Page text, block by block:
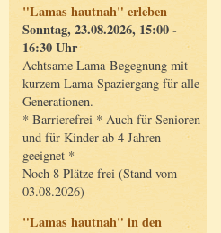
"Lamas hautnah" erleben
Sonntag, 23.08.2026, 15:00 -
16:30 Uhr
Achtsame Lama-Begegnung mit
kurzem Lama-Spaziergang für alle
Generationen.
* Barrierefrei * Auch für Senioren
und für Kinder ab 4 Jahren
geeignet *
Noch 8 Plätze frei (Stand vom
03.08.2026)
"Lamas hautnah" in den